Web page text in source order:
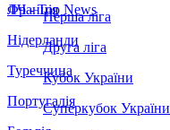
Франція
Нідерланди
Туреччина
Португалія
ЛЧ - Top News
Перша ліга
Друга ліга
Кубок України
Суперкубок України